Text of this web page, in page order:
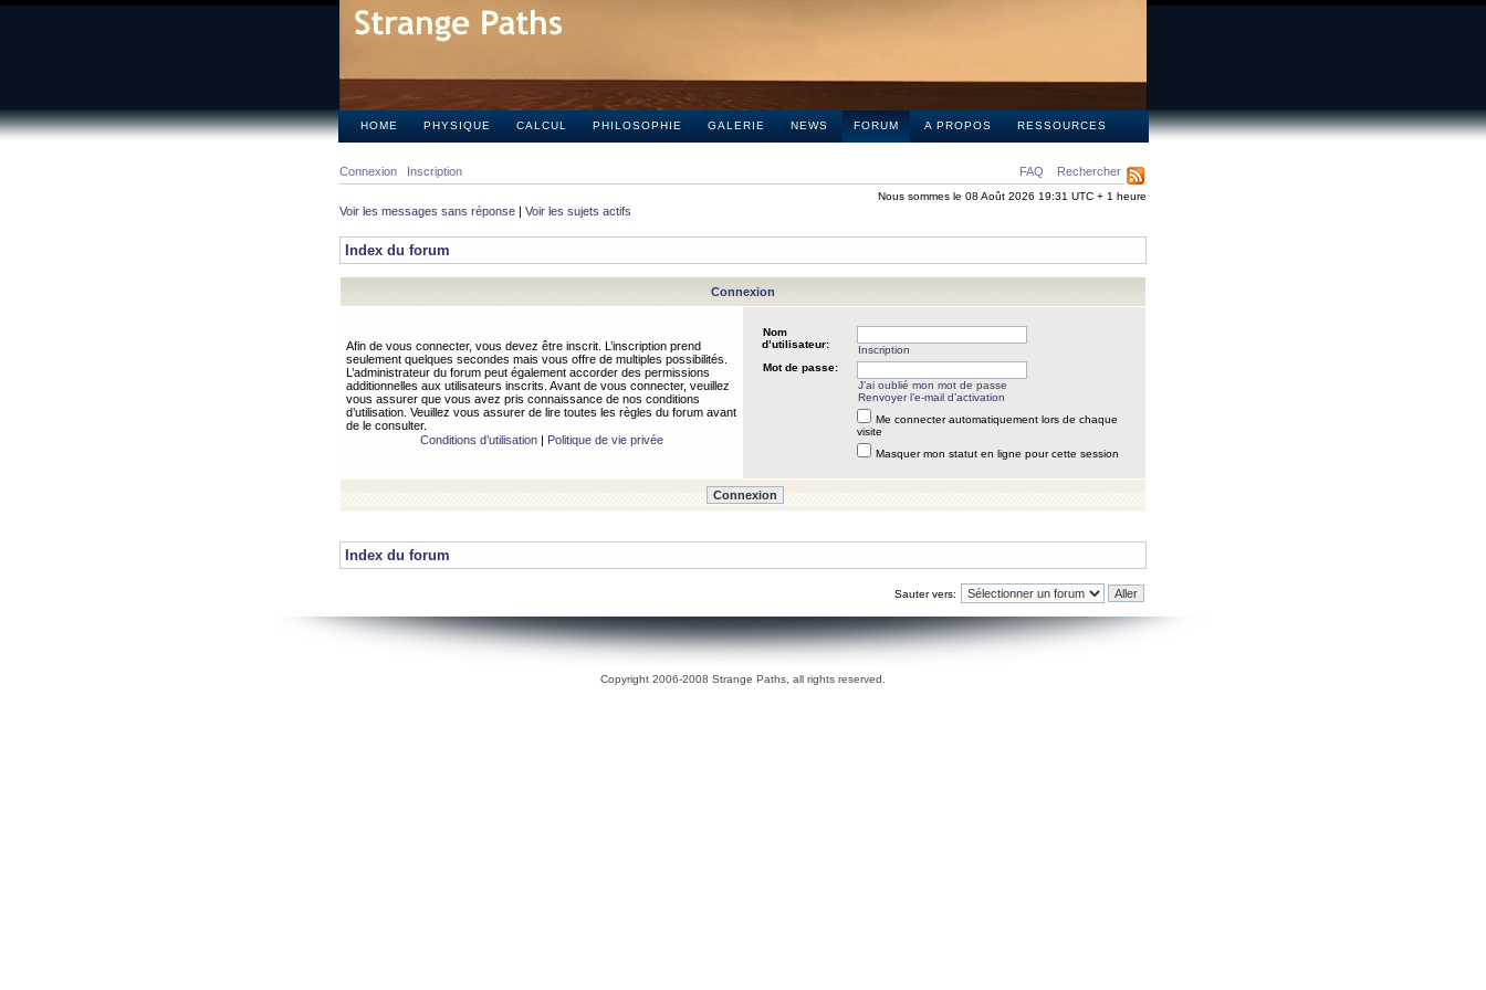
HOME PHYSIQUE CALCUL PHILOSOPHIE GALERIE NEWS FORUM A PROPOS RESSOURCES
FAQ Rechercher
Connexion Inscription
Nous sommes le 08 Août 2026 19:31 UTC + 1 heure
Voir les messages sans réponse | Voir les sujets actifs
Index du forum
Connexion
Afin de vous connecter, vous devez être inscrit. L’inscription prend
seulement quelques secondes mais vous offre de multiples possibilités.
L’administrateur du forum peut également accorder des permissions
additionnelles aux utilisateurs inscrits. Avant de vous connecter, veuillez
vous assurer que vous avez pris connaissance de nos conditions
d’utilisation. Veuillez vous assurer de lire toutes les règles du forum avant
de le consulter.
Conditions d’utilisation| Politique de vie privée
Nom
d’utilisateur:
Inscription
Mot de passe:
J’ai oublié mon mot de passe
Renvoyer l’e-mail d’activation
Me connecter automatiquement lors de chaque
visite
Masquer mon statut en ligne pour cette session
Index du forum
Sauter vers:
Copyright 2006-2008 Strange Paths, all rights reserved.